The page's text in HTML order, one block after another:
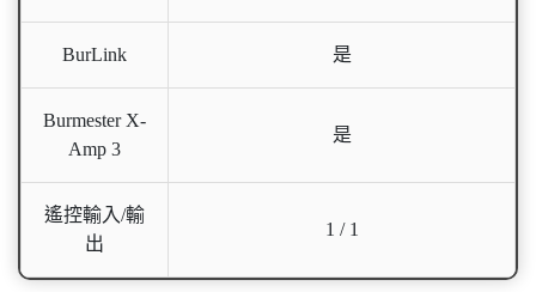
BurLink 是
Burmester X-
Amp 3
是
遙控輸入/輸
出
1 / 1